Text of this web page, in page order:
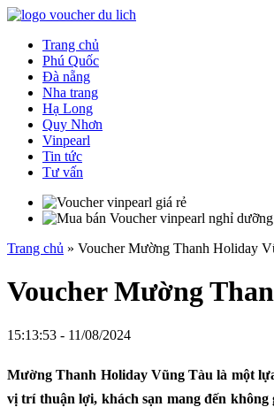
Trang chủ
Phú Quốc
Đà nẵng
Nha trang
Hạ Long
Quy Nhơn
Vinpearl
Tin tức
Tư vấn
Trang chủ » Voucher Mường Thanh Holiday
Voucher Mường
15:13:53 - 11/08/2024
Mường Thanh Holiday Vũng Tàu là một
vị trí thuận lợi, khách sạn mang đến